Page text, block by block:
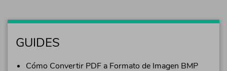
GUIDES
Cómo Convertir PDF a Formato de Imagen BMP